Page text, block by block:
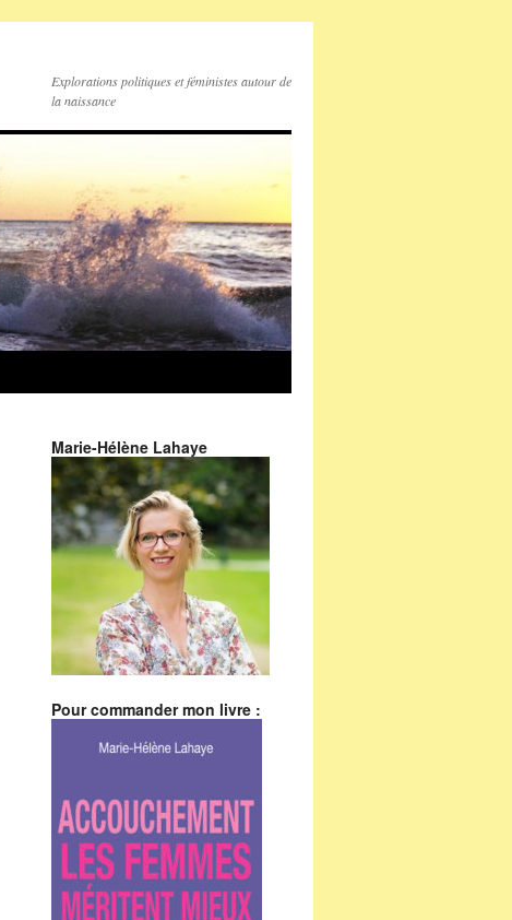
Explorations politiques et féministes autour de
la naissance
Marie-Hélène Lahaye
Pour commander mon livre :